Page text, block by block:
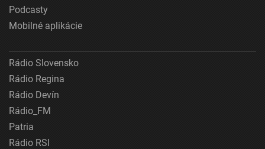
Podcasty
Mobilné aplikácie
Rádio Slovensko
Rádio Regina
Rádio Devín
Rádio_FM
Patria
Rádio RSI